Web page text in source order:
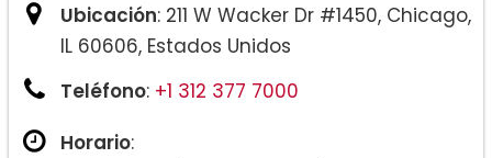
Ubicación: 211 W Wacker Dr #1450, Chicago,
IL 60606, Estados Unidos
Teléfono: +1 312 377 7000
Horario: